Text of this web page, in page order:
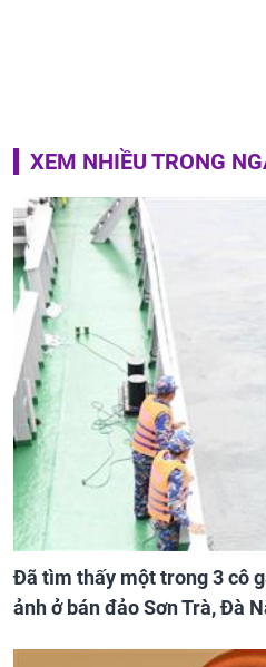
XEM NHIỀU TRONG
Đã tìm thấy một trong 3 cô
ảnh ở bán đảo Sơn Trà, Đà